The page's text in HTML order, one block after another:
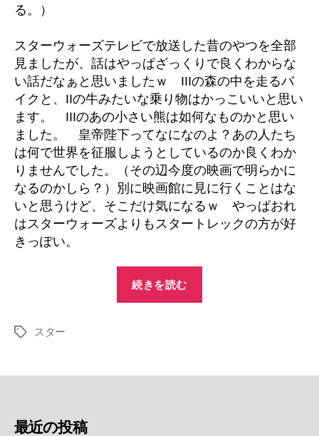
る。）
スターウォーズテレビで放送した昔のやつを全部
見ましたが、話はやっぱざっくりで良くわからな
い話だなぁと思いましたｗ IIIの森の中を走るバ
イクと、IIの牛みたいな乗り物はかっこいいと思い
ます。 IIIのあの小さい熊は如何なものかと思い
ました。 皇帝陛下ってなになのよ？あの人たち
は何で世界を征服しようとしているのか良くわか
りませんでした。（その辺今度の映画で明らかに
なるのかしら？）別に映画館に見に行くことはな
いと思うけど、そこだけ気になるｗ やっぱおれ
はスターウォーズよりもスタートレックの方が好
きっぽい。
続きを読む
タ
スター
最近の投稿